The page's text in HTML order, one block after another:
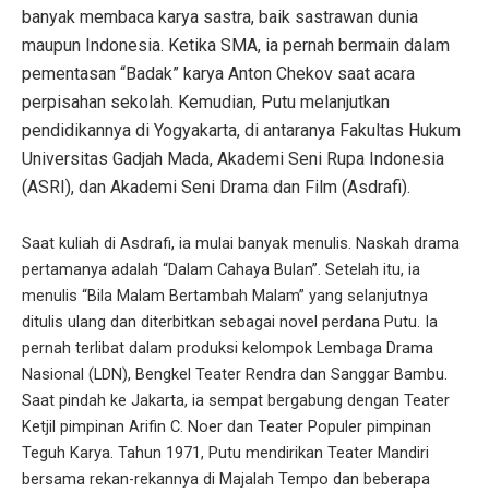
banyak membaca karya sastra, baik sastrawan dunia
maupun Indonesia. Ketika SMA, ia pernah bermain dalam
pementasan “Badak” karya Anton Chekov saat acara
perpisahan sekolah. Kemudian, Putu melanjutkan
pendidikannya di Yogyakarta, di antaranya Fakultas Hukum
Universitas Gadjah Mada, Akademi Seni Rupa Indonesia
(ASRI), dan Akademi Seni Drama dan Film (Asdrafi).
Saat kuliah di Asdrafi, ia mulai banyak menulis. Naskah drama
pertamanya adalah “Dalam Cahaya Bulan”. Setelah itu, ia
menulis “Bila Malam Bertambah Malam” yang selanjutnya
ditulis ulang dan diterbitkan sebagai novel perdana Putu. Ia
pernah terlibat dalam produksi kelompok Lembaga Drama
Nasional (LDN), Bengkel Teater Rendra dan Sanggar Bambu.
Saat pindah ke Jakarta, ia sempat bergabung dengan Teater
Ketjil pimpinan Arifin C. Noer dan Teater Populer pimpinan
Teguh Karya. Tahun 1971, Putu mendirikan Teater Mandiri
bersama rekan-rekannya di Majalah Tempo dan beberapa